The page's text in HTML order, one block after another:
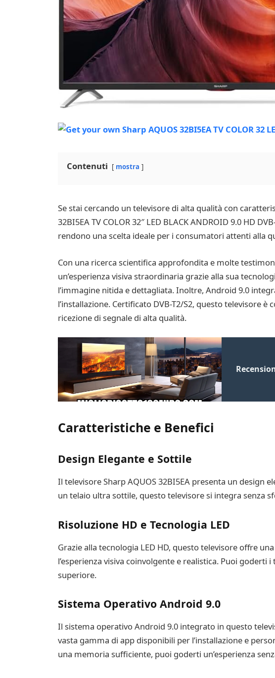
Contenuti mostra
Se stai cercando un televisore di alta qualità con
32BI5EA TV COLOR 32″ LED BLACK ANDROID 9.0 HD
rendono una scelta ideale per i consumatori attenti alla
Con una ricerca scientifica approfondita e molte
un’esperienza visiva straordinaria grazie alla sua
l’immagine nitida e dettagliata. Inoltre, Android 9.0
l’installazione. Certificato DVB-T2/S2, questo televisore
ricezione di segnale di alta qualità.
Caratteristiche e Benefici
Design Elegante e Sottile
Il televisore Sharp AQUOS 32BI5EA presenta un design
un telaio ultra sottile, questo televisore si integra senza
Risoluzione HD e Tecnologia LED
Grazie alla tecnologia LED HD, questo televisore offre
l’esperienza visiva coinvolgente e realistica. Puoi
superiore.
Sistema Operativo Android 9.0
Il sistema operativo Android 9.0 integrato in questo
vasta gamma di app disponibili per l’installazione e
una memoria sufficiente, puoi goderti un’esperienza